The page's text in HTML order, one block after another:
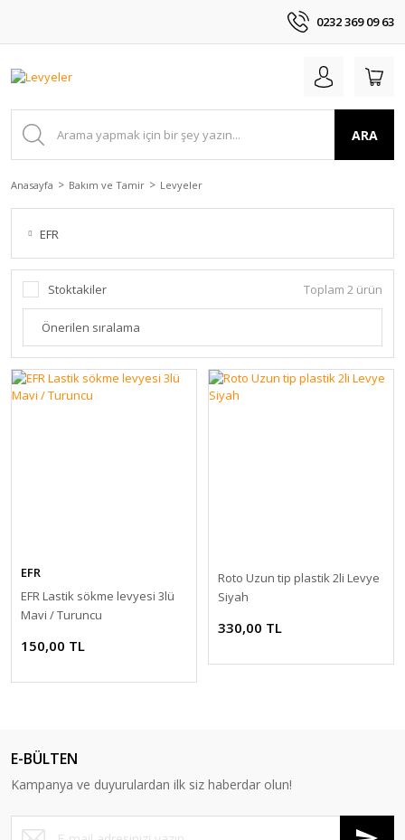
0232 369 09 63
ARA
Anasayfa Bakım ve Tamir Levyeler
EFR
Stoktakiler Toplam 2 ürün
EFR
EFR Lastik sökme levyesi 3lü
Mavi / Turuncu
150,00 TL
Roto Uzun tip plastik 2li Levye
Siyah
330,00 TL
E-BÜLTEN
Kampanya ve duyurulardan ilk siz haberdar olun!